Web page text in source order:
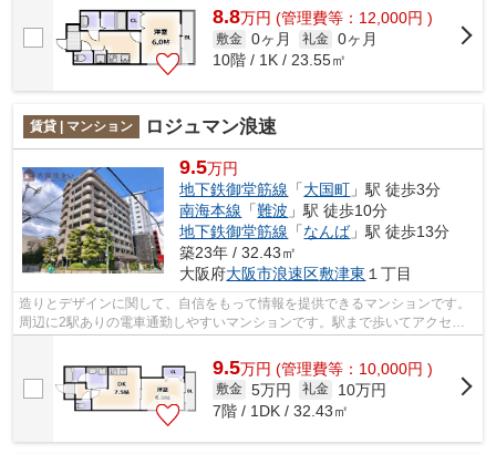
8.8万円 (管理費等：12,000円 )
敷金 0ヶ月 礼金 0ヶ月
10階 / 1K / 23.55㎡
賃貸 | マンション ロジュマン浪速
9.5万円
地下鉄御堂筋線 「大国町 」駅 徒歩3分
南海本線 「難波 」駅 徒歩10分
地下鉄御堂筋線 「なんば」駅 徒歩13分
築23年 / 32.43㎡
大阪府大阪市浪速区敷津東 １丁目
造りとデザインに関して、自信をもって情報を提供できるマンションです。
周辺に2駅ありの電車通勤しやすいマンションです。駅まで歩いてアクセス
9.5万円 (管理費等：10,000円 )
敷金 5万円 礼金
10万円
7階 / 1DK / 32.43㎡